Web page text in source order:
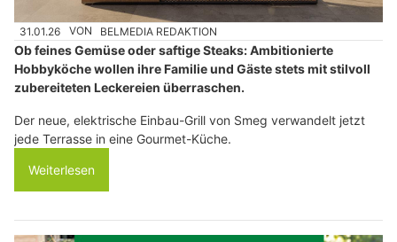
31.01.26 VON BELMEDIA REDAKTION
Ob feines Gemüse oder saftige Steaks: Ambitionierte
Hobbyköche wollen ihre Familie und Gäste stets mit stilvoll
zubereiteten Leckereien überraschen.
Der neue, elektrische Einbau-Grill von Smeg verwandelt jetzt
jede Terrasse in eine Gourmet-Küche.
Weiterlesen